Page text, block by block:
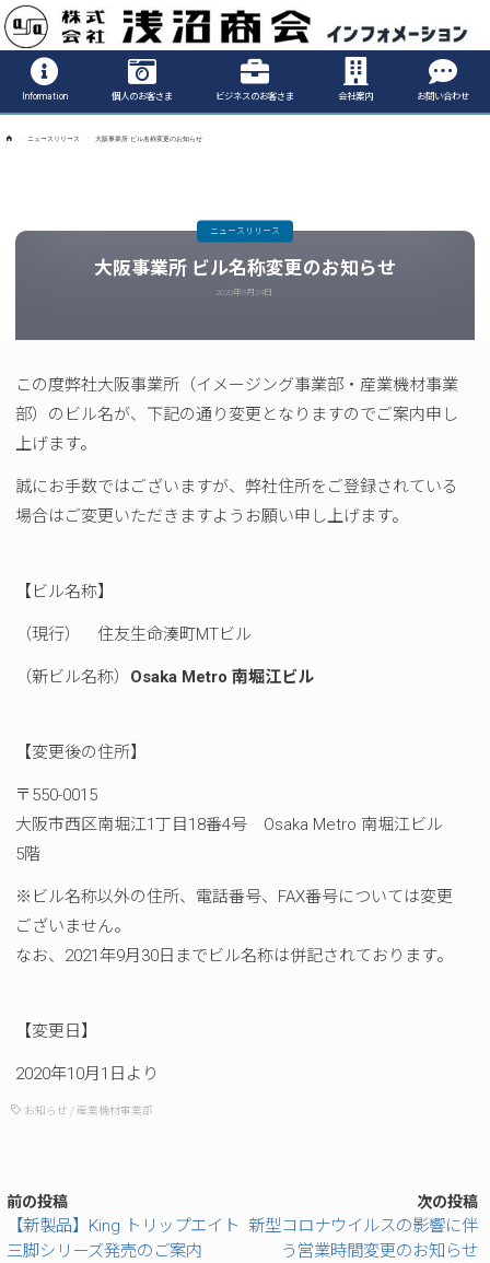
Information
Information 個人のお客さま ビジネスのお客さま 会社案内 お問い合わせ
ニュースリリース 大阪事業所 ビル名称変更のお知らせ
大阪事業所 ビル名称変更のお知らせ
2020年9月24日
ニュースリリース
この度弊社大阪事業所（イメージング事業部・産業機材事業
部）のビル名が、下記の通り変更となりますのでご案内申し
上げます。
誠にお手数ではございますが、弊社住所をご登録されている
場合はご変更いただきますようお願い申し上げます。
【ビル名称】
（現行） 住友生命湊町MTビル
（新ビル名称） Osaka Metro 南堀江ビル
【変更後の住所】
〒550-0015
大阪市西区南堀江1丁目18番4号 Osaka Metro 南堀江ビル
5階
※ビル名称以外の住所、電話番号、FAX番号については変更
ございません。
なお、2021年9月30日までビル名称は併記されております。
【変更日】
2020年10月1日より
お知らせ /産業機材事業部
前の投稿
【新製品】King トリップエイト
三脚シリーズ発売のご案内
次の投稿
新型コロナウイルスの影響に伴
う営業時間変更のお知らせ